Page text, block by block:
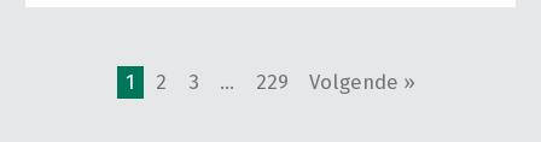
1 2 3 … 229 Volgende »